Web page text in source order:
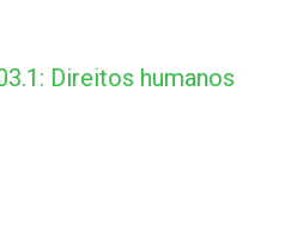
Direitos humanos